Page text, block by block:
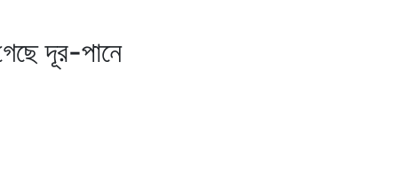
দূর-পানে